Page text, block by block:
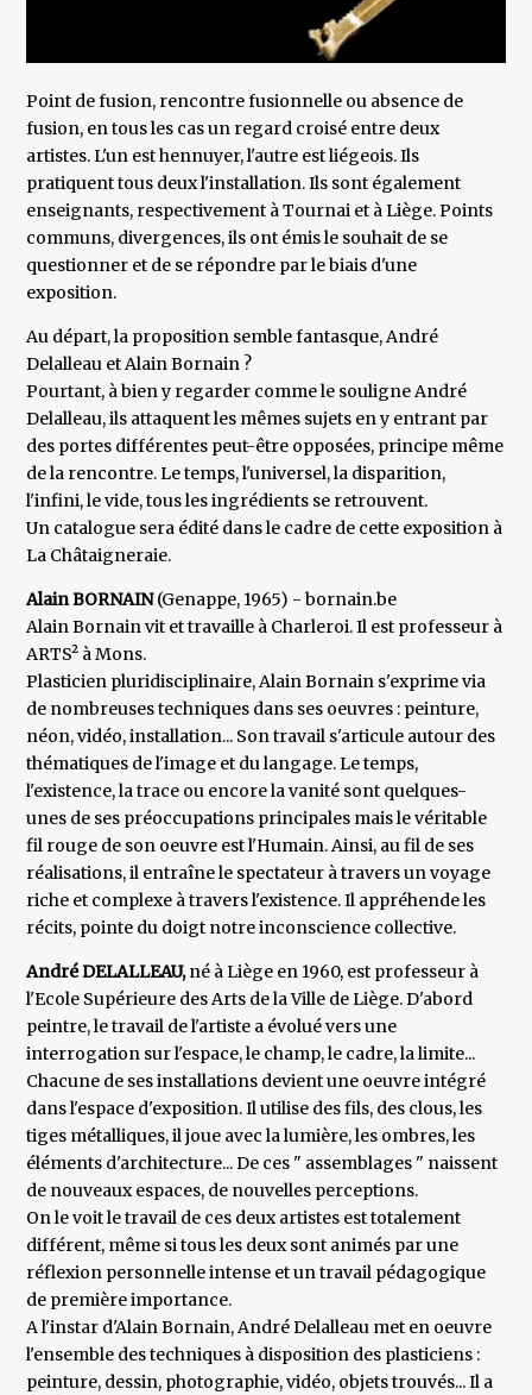
Point de fusion, rencontre fusionnelle ou absence de
fusion, en tous les cas un regard croisé entre deux
artistes. L'un est hennuyer, l'autre est liégeois. Ils
pratiquent tous deux l'installation. Ils sont également
enseignants, respectivement à Tournai et à Liège. Points
communs, divergences, ils ont émis le souhait de se
questionner et de se répondre par le biais d'une
exposition.
Au départ, la proposition semble fantasque, André
Delalleau et Alain Bornain ?
Pourtant, à bien y regarder comme le souligne André
Delalleau, ils attaquent les mêmes sujets en y entrant par
des portes différentes peut-être opposées, principe même
de la rencontre. Le temps, l'universel, la disparition,
l'infini, le vide, tous les ingrédients se retrouvent.
Un catalogue sera édité dans le cadre de cette exposition à
La Châtaigneraie.
Alain BORNAIN(Genappe, 1965) - bornain.be
Alain Bornain vit et travaille à Charleroi. Il est professeur à
ARTS² à Mons.
Plasticien pluridisciplinaire, Alain Bornain s'exprime via
de nombreuses techniques dans ses oeuvres : peinture,
néon, vidéo, installation... Son travail s'articule autour des
thématiques de l'image et du langage. Le temps,
l'existence, la trace ou encore la vanité sont quelques-
unes de ses préoccupations principales mais le véritable
fil rouge de son oeuvre est l'Humain. Ainsi, au fil de ses
réalisations, il entraîne le spectateur à travers un voyage
riche et complexe à travers l'existence. Il appréhende les
récits, pointe du doigt notre inconscience collective.
André DELALLEAU,né à Liège en 1960, est professeur à
l'Ecole Supérieure des Arts de la Ville de Liège. D'abord
peintre, le travail de l'artiste a évolué vers une
interrogation sur l'espace, le champ, le cadre, la limite...
Chacune de ses installations devient une oeuvre intégré
dans l'espace d'exposition. Il utilise des fils, des clous, les
tiges métalliques, il joue avec la lumière, les ombres, les
éléments d'architecture... De ces " assemblages " naissent
de nouveaux espaces, de nouvelles perceptions.
On le voit le travail de ces deux artistes est totalement
différent, même si tous les deux sont animés par une
réflexion personnelle intense et un travail pédagogique
de première importance.
A l'instar d'Alain Bornain, André Delalleau met en oeuvre
l'ensemble des techniques à disposition des plasticiens :
peinture, dessin, photographie, vidéo, objets trouvés... Il a